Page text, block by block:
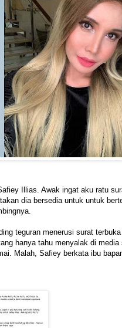
Illias. Awak ingat aku ratu
dia bersedia untuk untuk
teguran menerusi surat
hanya tahu menyalak di
Malah, Safiey berkata ibu